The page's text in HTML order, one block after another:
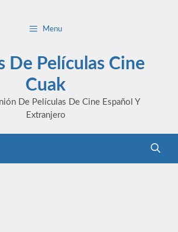
Menu
De Películas Cine
Cuak
De Películas De Cine Español Y
Extranjero